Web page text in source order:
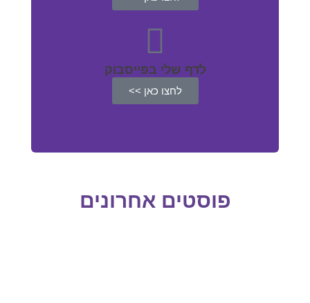
לדף שלי בפייסבוק
לחצו כאן >>
פוסטים אחרונים